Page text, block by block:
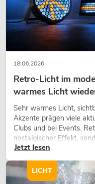
18.06.2026
Retro-Licht im
warmes Licht
Sehr warmes Licht,
Akzente prägen viele
Clubs und bei Events.
nostalgischer Effekt,
Gestaltungsmittel: Es
wirken lassen.
Jetzt lesen
LICHT